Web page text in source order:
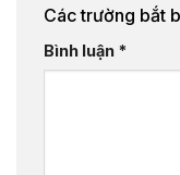
Các trường bắt
Bình luận *